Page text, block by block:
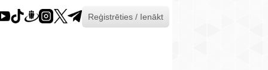
Reģistrēties / Ienākt